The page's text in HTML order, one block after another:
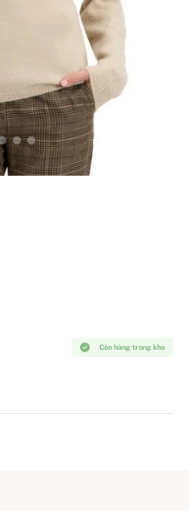
Còn hàng trong kho